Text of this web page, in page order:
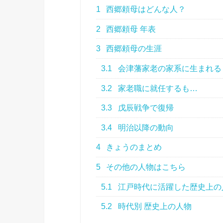
1 西郷頼母はどんな人？
2 西郷頼母 年表
3 西郷頼母の生涯
3.1 会津藩家老の家系に生まれる
3.2 家老職に就任するも…
3.3 戊辰戦争で復帰
3.4 明治以降の動向
4 きょうのまとめ
5 その他の人物はこちら
5.1 江戸時代に活躍した歴史上
5.2 時代別 歴史上の人物